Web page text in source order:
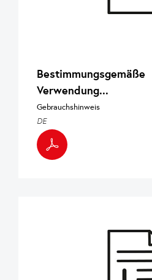
Bestimmungsgemäße
Verwendung...
Gebrauchshinweis
DE